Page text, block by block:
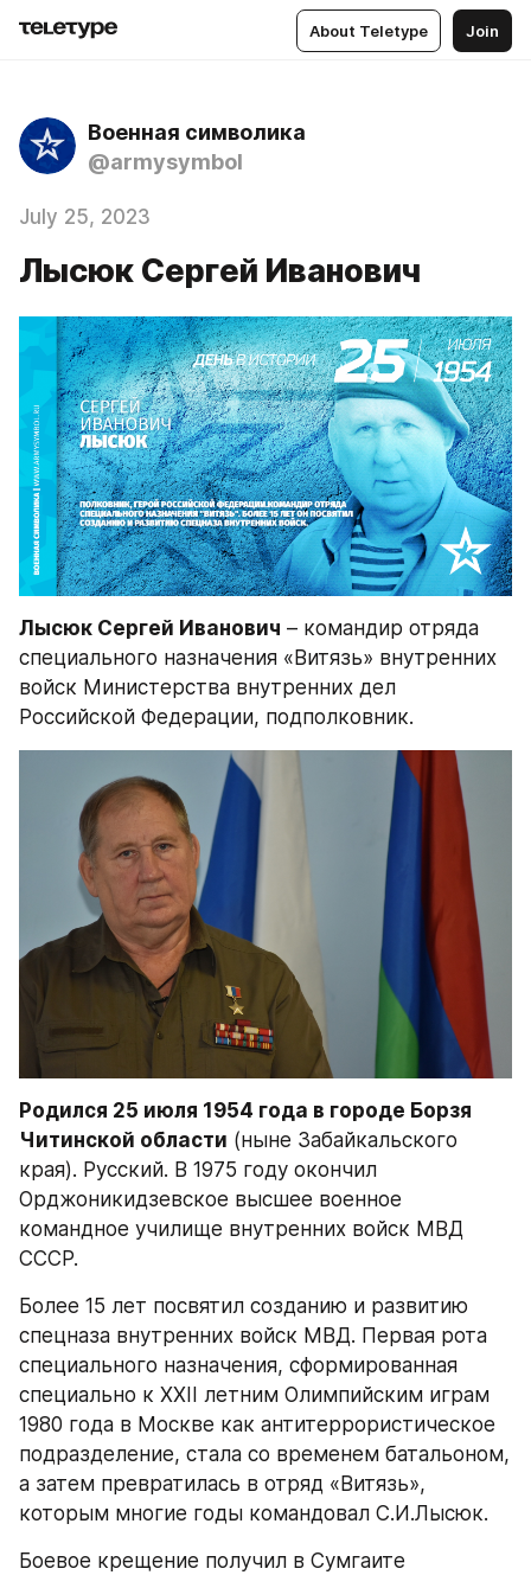
About Teletype Join
Военная символика
@armysymbol
July 25, 2023
Лысюк Сергей Иванович
Лысюк Сергей Иванович – командир отряда
специального назначения «Витязь» внутренних
войск Министерства внутренних дел
Российской Федерации, подполковник.
Родился 25 июля 1954 года в городе Борзя
Читинской области (ныне Забайкальского
края). Русский. В 1975 году окончил
Орджоникидзевское высшее военное
командное училище внутренних войск МВД
СССР.
Более 15 лет посвятил созданию и развитию
спецназа внутренних войск МВД. Первая рота
специального назначения, сформированная
специально к XXII летним Олимпийским играм
1980 года в Москве как антитеррористическое
подразделение, стала со временем батальоном,
а затем превратилась в отряд «Витязь»,
которым многие годы командовал С.И.Лысюк.
Боевое крещение получил в Сумгаите